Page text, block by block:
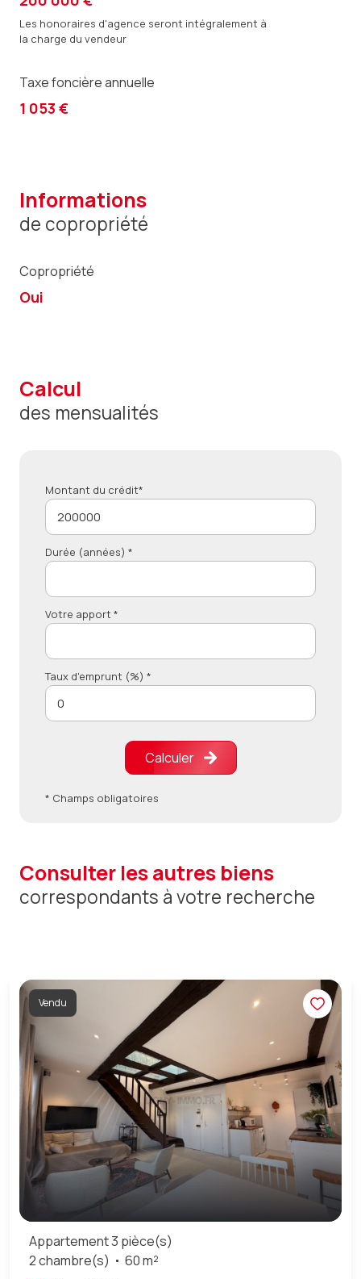
Les honoraires d'agence seront intégralement à
la charge du vendeur
Taxe foncière annuelle
1 053 €
informations
de copropriété
Copropriété
Oui
calcul
des mensualités
Montant du crédit*
Durée (années) *
Votre apport *
Taux d'emprunt (%) *
Calculer
* Champs obligatoires
consulter les autres biens
correspondants à votre recherche
Vendu
Appartement 3 pièce(s)
2 chambre(s)
60 m²